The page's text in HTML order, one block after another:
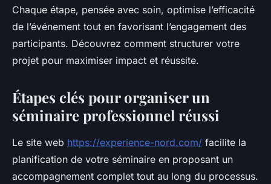
Chaque étape, pensée avec soin, optimise l’efficacité
de l’événement tout en favorisant l’engagement des
participants. Découvrez comment structurer votre
projet pour maximiser impact et réussite.
Étapes clés pour organiser un
séminaire professionnel réussi
Le site web https://experience-nord.com/ facilite la
planification de votre séminaire en proposant un
accompagnement complet tout au long du processus.